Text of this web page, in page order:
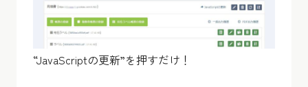
“JavaScriptの更新”を押すだけ！